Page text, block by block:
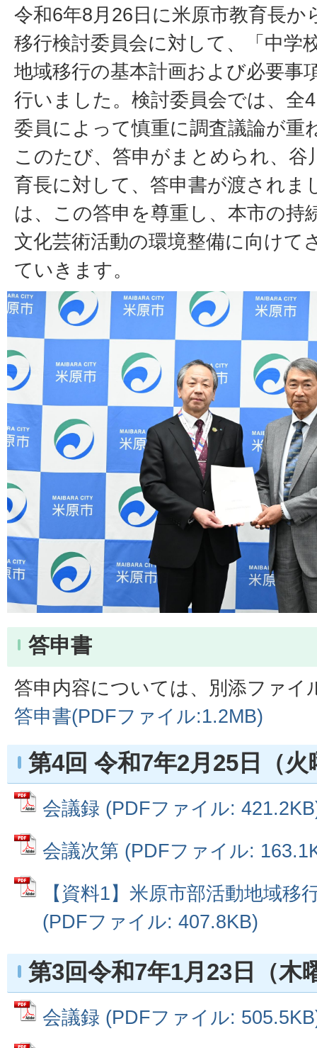
令和6年8月26日に米原市教育長か
移行検討委員会に対して、「中学
地域移行の基本計画および必要事
行いました。検討委員会では、全
委員によって慎重に調査議論が重
このたび、答申がまとめられ、谷
育長に対して、答申書が渡されま
は、この答申を尊重し、本市の持
文化芸術活動の環境整備に向けて
ていきます。
答申書
答申内容については、別添ファイ
答申書(PDFファイル:1.2MB)
第4回 令和7年2月25日（火
会議録 (PDFファイル:
会議次第 (PDFファイル:
【資料1】米原市部活動地域移
(PDFファイル: 407.8KB)
第3回令和7年1月23日（木
会議録 (PDFファイル: